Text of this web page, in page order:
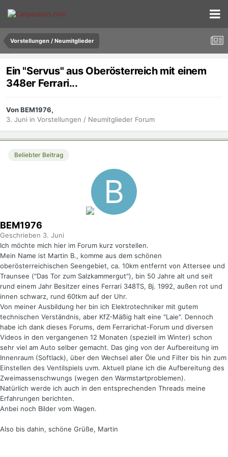
Vorstellungen / Neumitglieder
Ein "Servus" aus Oberösterreich mit einem
348er Ferrari...
Von BEM1976,
3. Juni in Vorstellungen / Neumitglieder Forum
Beliebter Beitrag
BEM1976
Geschrieben 3. Juni
Ich möchte mich hier im Forum kurz vorstellen.
Mein Name ist Martin B., komme aus dem schönen
oberösterreichischen Seengebiet, ca. 10km entfernt von Attersee und
Traunsee ("Das Tor zum Salzkammergut"), bin 50 Jahre alt und seit
rund einem Jahr Besitzer eines Ferrari 348TS, Bj. 1992, außen rot und
innen schwarz, rund 60tkm auf der Uhr.
Von meiner Ausbildung her bin ich Elektrotechniker mit gutem
technischen Verständnis, aber KfZ-Mäßig halt eine "Laie". Dennoch
habe ich dank dieses Forums, dem Ferrarichat-Forum und diversen
Videos in den vergangenen 12 Monaten (speziell im Winter) schon
sehr viel am Auto selber gemacht. Das ging von der Aufbereitung im
Innenraum (Softlack), über den Wechsel aller Öle und Filter bis hin zum
Einstellen des Ventilspiels uvm. Aktuell plane ich die Aufbereitung des
Zweimassenschwungs (wegen den Warmstartproblemen).
Natürlich werde ich auch in den entsprechenden Threads meine
Erfahrungen berichten.
Anbei noch Bilder vom Wagen.
Also bis dahin, schöne Grüße, Martin